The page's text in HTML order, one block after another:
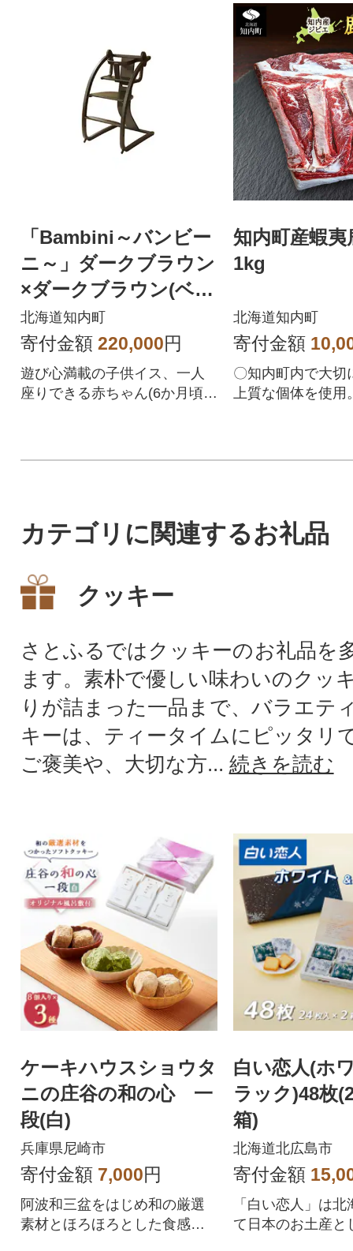
「Bambini～バンビー
ニ～」ダークブラウン
×ダークブラウン(ベビ
ーセット付き)
北海道知内町
寄付金額 220,000円
遊び心満載の子供イス、一人
座りできる赤ちゃん(6か月頃~)
知内町産蝦
1kg
北海道知内町
寄付金額
〇知内町内で大切
上質な個体を使用
カテゴリに関連するお礼品
クッキー
さとふるではクッキーのお礼品を
ます。素朴で優しい味わいのクッ
りが詰まった一品まで、バラエテ
キーは、ティータイムにピッタリ
ご褒美や、大切な方... 続きを読む
ケーキハウスショウタ
ニの庄谷の和の心 一
段(白)
兵庫県尼崎市
寄付金額 7,000円
阿波和三盆をはじめ和の厳選
素材とほろほろとした食感が
白い恋人(ホ
ラック)48枚
箱)
北海道北広島市
寄付金額
「白い恋人」は
て日本のお土産と